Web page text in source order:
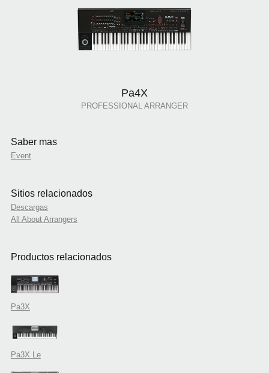
Pa4X
PROFESSIONAL ARRANGER
Saber mas
Event
Sitios relacionados
Descargas
All About Arrangers
Productos relacionados
Pa3X
Pa3X Le